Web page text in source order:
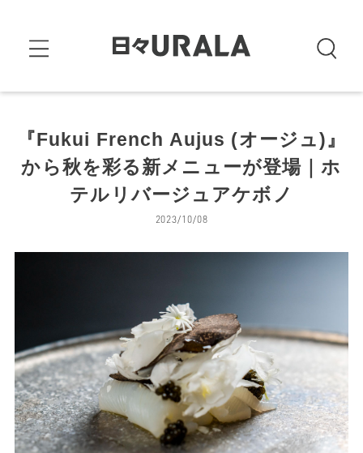
『Fukui French Aujus (オージュ)』
から秋を彩る新メニューが登場｜ホ
テルリバージュアケボノ
2023/10/08